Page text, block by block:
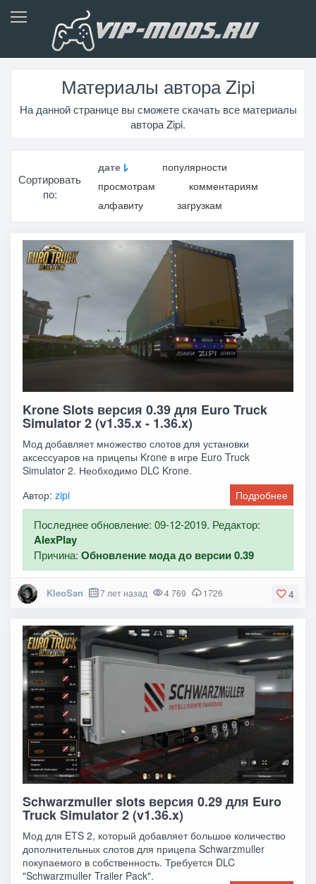
Материалы автора Zipi
На данной странице вы сможете скачать все материалы
автора Zipi.
Сортировать
по:
дате
популярности
просмотрам
комментариям
алфавиту
загрузкам
Krone Slots версия 0.39 для Euro Truck
Simulator 2 (v1.35.x - 1.36.x)
Мод добавляет множество слотов для установки
аксессуаров на прицепы Krone в игре Euro Truck
Simulator 2. Необходимо DLC Krone.
Автор:zipi Подробнее
Последнее обновление: 09-12-2019. Редактор:
AlexPlay
Причина:Обновление мода до версии 0.39
4
KleoSan 7 лет назад 4 769 1726
Schwarzmuller slots версия 0.29 для Euro
Truck Simulator 2 (v1.36.x)
Мод для ETS 2, который добавляет большое количество
дополнительных слотов для прицепа Schwarzmuller
покупаемого в собственность. Требуется DLC
"Schwarzmuller Trailer Pack".